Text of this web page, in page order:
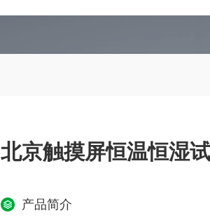
北京触摸屏恒温恒湿
产品简介